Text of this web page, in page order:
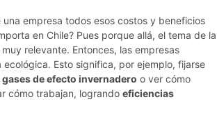
empresa todos esos costos y beneficios
en Chile? Pues porque allá, el tema de la
relevante. Entonces, las empresas
Esto significa, por ejemplo, fijarse
de efecto invernadero o ver cómo
cómo trabajan, logrando eficiencias